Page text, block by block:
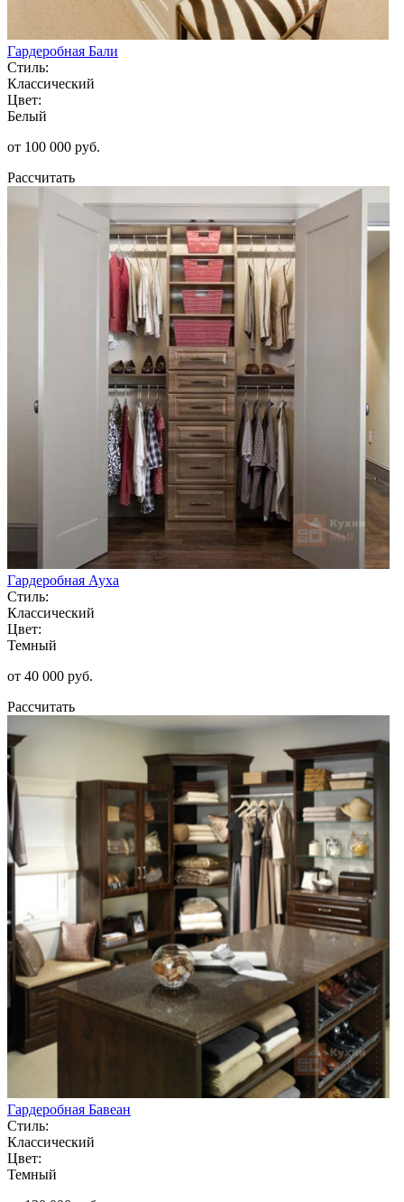
Гардеробная Бали
Стиль:
Классический
Цвет:
Белый
от 100 000 руб.
Рассчитать
Гардеробная Ауха
Стиль:
Классический
Цвет:
Темный
от 40 000 руб.
Рассчитать
Гардеробная Бавеан
Стиль:
Классический
Цвет:
Темный